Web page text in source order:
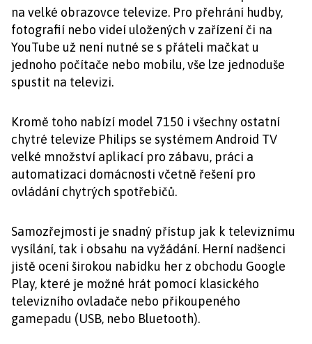
na velké obrazovce televize. Pro přehrání hudby,
fotografií nebo videí uložených v zařízení či na
YouTube už není nutné se s přáteli mačkat u
jednoho počítače nebo mobilu, vše lze jednoduše
spustit na televizi.
Kromě toho nabízí model 7150 i všechny ostatní
chytré televize Philips se systémem Android TV
velké množství aplikací pro zábavu, práci a
automatizaci domácnosti včetně řešení pro
ovládání chytrých spotřebičů.
Samozřejmostí je snadný přístup jak k televiznímu
vysílání, tak i obsahu na vyžádání. Herní nadšenci
jistě ocení širokou nabídku her z obchodu Google
Play, které je možné hrát pomocí klasického
televizního ovladače nebo přikoupeného
gamepadu (USB, nebo Bluetooth).